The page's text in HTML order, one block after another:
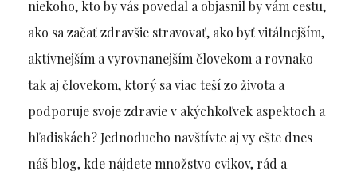
niekoho, kto by vás povedal a objasnil by vám cestu,
ako sa začať zdravšie stravovať, ako byť vitálnejším,
aktívnejším a vyrovnanejším človekom a rovnako
tak aj človekom, ktorý sa viac teší zo života a
podporuje svoje zdravie v akýchkoľvek aspektoch a
hľadiskách? Jednoducho navštívte aj vy ešte dnes
náš blog, kde nájdete množstvo cvikov, rád a